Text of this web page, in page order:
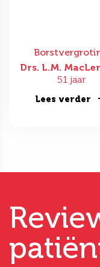
Drs. L.M.
51 jaar
Lees verder